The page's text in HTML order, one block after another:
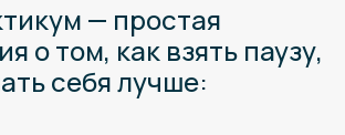
— простая
о том, как взять паузу,
себя лучше: